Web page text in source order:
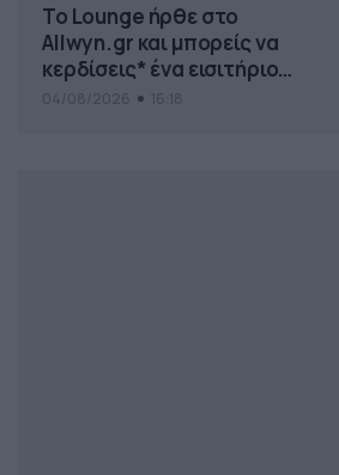
Το Lounge ήρθε στο
Allwyn.gr και μπορείς να
κερδίσεις* ένα εισιτήριο
διαρκείας του